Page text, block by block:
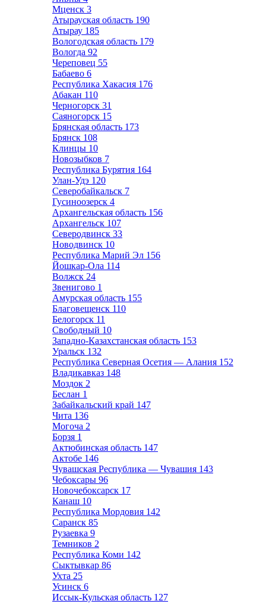
Мценск 3
Атырауская область 190
Атырау 185
Вологодская область 179
Вологда 92
Череповец 55
Бабаево 6
Республика Хакасия 176
Абакан 110
Черногорск 31
Саяногорск 15
Брянская область 173
Брянск 108
Клинцы 10
Новозыбков 7
Республика Бурятия 164
Улан-Удэ 120
Северобайкальск 7
Гусиноозерск 4
Архангельская область 156
Архангельск 107
Северодвинск 33
Новодвинск 10
Республика Марий Эл 156
Йошкар-Ола 114
Волжск 24
Звенигово 1
Амурская область 155
Благовещенск 110
Белогорск 11
Свободный 10
Западно-Казахстанская область 153
Уральск 132
Республика Северная Осетия — Алания 152
Владикавказ 148
Моздок 2
Беслан 1
Забайкальский край 147
Чита 136
Могоча 2
Борзя 1
Актюбинская область 147
Актобе 146
Чувашская Республика — Чувашия 143
Чебоксары 96
Новочебоксарск 17
Канаш 10
Республика Мордовия 142
Саранск 85
Рузаевка 9
Темников 2
Республика Коми 142
Сыктывкар 86
Ухта 25
Усинск 6
Иссык-Кульская область 127